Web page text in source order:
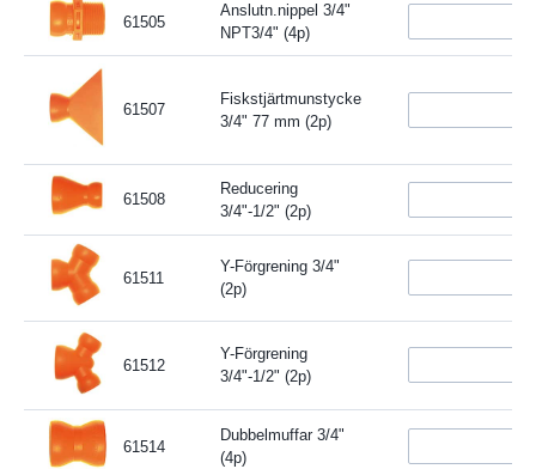
61505
Anslutn.nippel 3/4"
NPT3/4" (4p)
61507
Fiskstjärtmunstycke
3/4" 77 mm (2p)
61508
Reducering
3/4"-1/2" (2p)
61511
Y-Förgrening 3/4"
(2p)
61512
Y-Förgrening
3/4"-1/2" (2p)
61514
Dubbelmuffar 3/4"
(4p)